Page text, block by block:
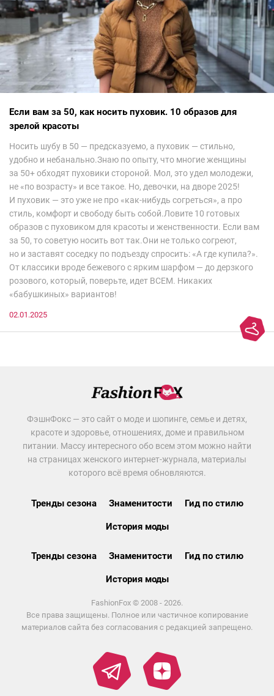
Если вам за 50, как носить пуховик. 10 образов для
зрелой красоты
Носить шубу в 50 — предсказуемо, а пуховик — стильно,
удобно и небанально.Знаю по опыту, что многие женщины
за 50+ обходят пуховики стороной. Мол, это удел молодежи,
не «по возрасту» и все такое. Но, девочки, на дворе 2025!
И пуховик — это уже не про «как-нибудь согреться», а про
стиль, комфорт и свободу быть собой.Ловите 10 готовых
образов с пуховиком для красоты и женственности. Если вам
за 50, то советую носить вот так.Они не только согреют,
но и заставят соседку по подъезду спросить: «А где купила?».
От классики вроде бежевого с ярким шарфом — до дерзкого
розового, который, поверьте, идет ВСЕМ. Никаких
«бабушкиных» вариантов!
02.01.2025
ФэшнФокс — это сайт о моде и шопинге, семье и детях,
красоте и здоровье, отношениях, доме и правильном
питании. Массу интересного обо всем этом можно найти
на страницах женского интернет-журнала, материалы
которого всё время обновляются.
Тренды сезона Знаменитости Гид по стилю
История моды
Тренды сезона Знаменитости Гид по стилю
История моды
FashionFox © 2008 - 2026.
Все права защищены. Полное или частичное копирование
материалов сайта без согласования с редакцией запрещено.